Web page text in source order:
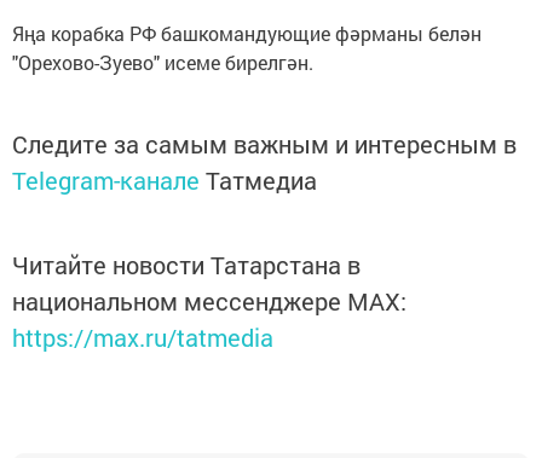
Яңа корабка РФ башкомандующие фәрманы белән
"Орехово-Зуево" исеме бирелгән.
Следите за самым важным и интересным в
Telegram-канале Татмедиа
Читайте новости Татарстана в
национальном мессенджере MАХ:
https://max.ru/tatmedia